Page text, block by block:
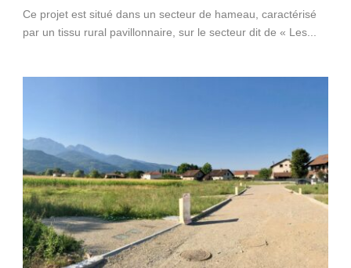
Ce projet est situé dans un secteur de hameau, caractérisé
par un tissu rural pavillonnaire, sur le secteur dit de « Les...